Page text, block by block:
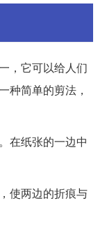
，它可以给人们
种简单的剪法，
在纸张的一边中
使两边的折痕与